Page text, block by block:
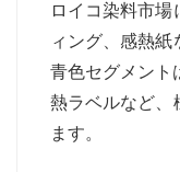
ロイコ染料市
ィング、感熱
青色セグメント
熱ラベルなど、
ます。